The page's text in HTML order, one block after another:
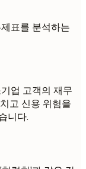
표를 분석하는
업 고객의 재무
고 신용 위험을
니다.